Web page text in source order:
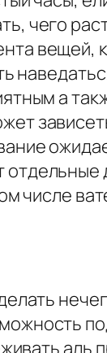
чего
вещей,
а
числе